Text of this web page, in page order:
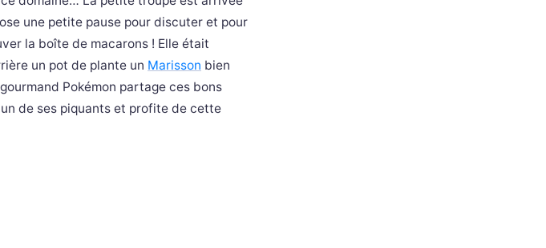
une petite pause pour discuter et pour
la boîte de macarons ! Elle était
un pot de plante un Marisson bien
Pokémon partage ces bons
de ses piquants et profite de cette